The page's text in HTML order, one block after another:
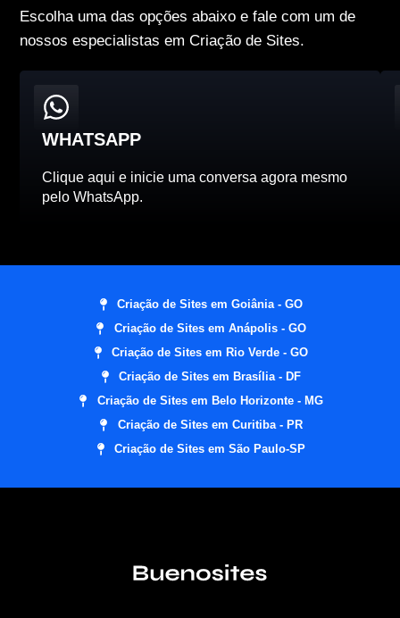
Escolha uma das opções abaixo e fale com um de
nossos especialistas em Criação de Sites.
WHATSAPP
Clique aqui e inicie uma conversa agora mesmo
pelo WhatsApp.
Criação de Sites em Goiânia - GO
Criação de Sites em Anápolis - GO
Criação de Sites em Rio Verde - GO
Criação de Sites em Brasília - DF
Criação de Sites em Belo Horizonte - MG
Criação de Sites em Curitiba - PR
Criação de Sites em São Paulo-SP